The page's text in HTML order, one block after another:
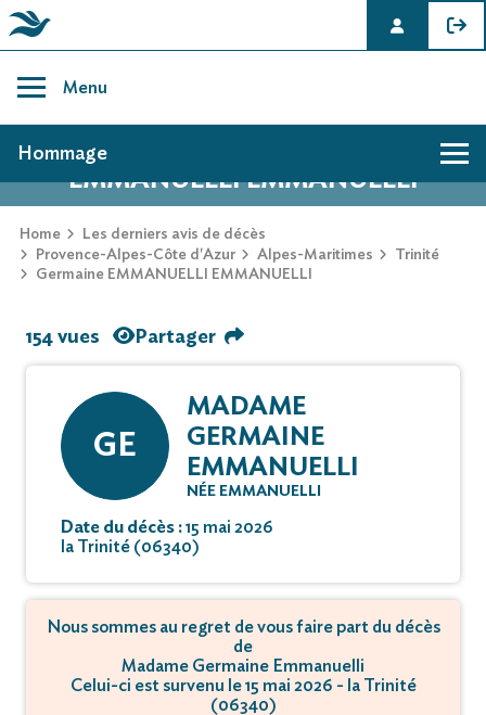
content
Menu
AVIS DE DÉCÈS DE GERMAINE
EMMANUELLI EMMANUELLI
Home
Les derniers avis de décès
Provence-Alpes-Côte d'Azur
Alpes-Maritimes
Trinité
Germaine EMMANUELLI EMMANUELLI
Hommage
154 vues Partager
GE
MADAME
GERMAINE
EMMANUELLI
NÉE EMMANUELLI
Date du décès :15 mai 2026
la Trinité (06340)
Nous sommes au regret de vous faire part du décès
de
Madame Germaine Emmanuelli
Celui-ci est survenu le 15 mai 2026 - la Trinité
(06340)